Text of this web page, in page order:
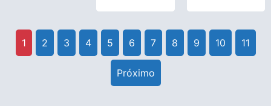
1 2 3 4 5 6 7 8 9 10 11
Próximo